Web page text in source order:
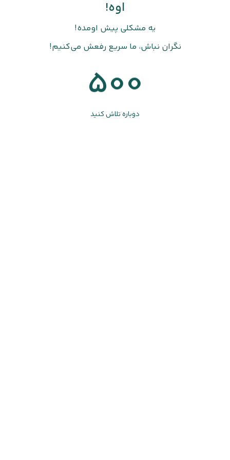
اوه!
یه مشکلی پیش اومده!
نگران نباش، ما سریع رفعش می‌کنیم!
500
دوباره تلاش کنید